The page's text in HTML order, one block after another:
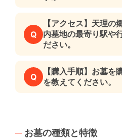
Q
【アクセス】天理
内墓地の最寄り駅や
ださい。
Q
【購入手順】お墓を
を教えてください。
お墓の種類と特徴